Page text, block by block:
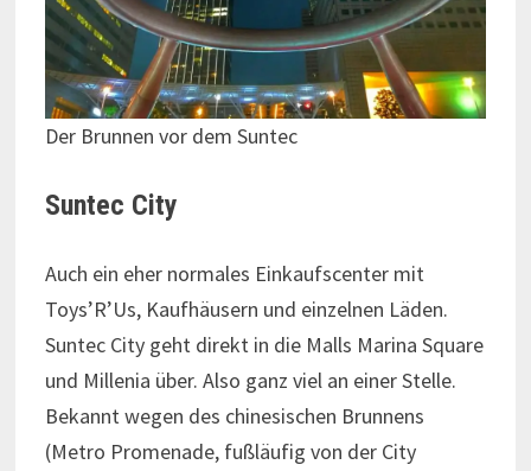
Der Brunnen vor dem Suntec
Suntec City
Auch ein eher normales Einkaufscenter mit
Toys’R’Us, Kaufhäusern und einzelnen Läden.
Suntec City geht direkt in die Malls Marina Square
und Millenia über. Also ganz viel an einer Stelle.
Bekannt wegen des chinesischen Brunnens
(Metro Promenade, fußläufig von der City